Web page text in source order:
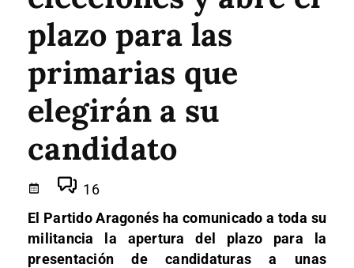
plazo para las
primarias que
elegirán a su
candidato
16
El Partido Aragonés ha comunicado a toda su
militancia la apertura del plazo para la
presentación de candidaturas a unas